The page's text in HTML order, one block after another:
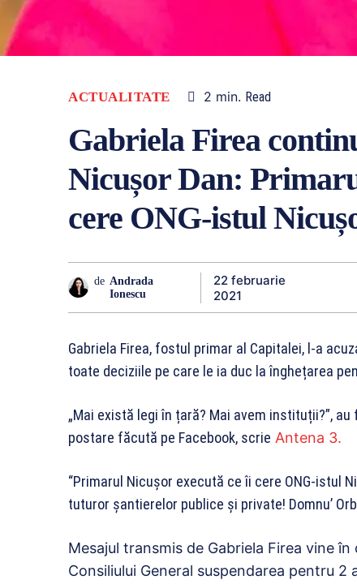
ACTUALITATE 2 min. Read
Gabriela Firea
Nicușor Dan:
cere ONG-istul
de Andrada
Ionescu
22 februarie
2021
Gabriela Firea, fostul primar al Capitalei, l-a
toate deciziile pe care le ia duc la înghețarea
„Mai există legi în țară? Mai avem instituții?”,
postare făcută pe Facebook, scrie Antena 3.
“Primarul Nicușor execută ce îi cere ONG-istul
tuturor șantierelor publice și private! Domnu’
Mesajul transmis de Gabriela Firea vine
Consiliului General suspendarea pentru